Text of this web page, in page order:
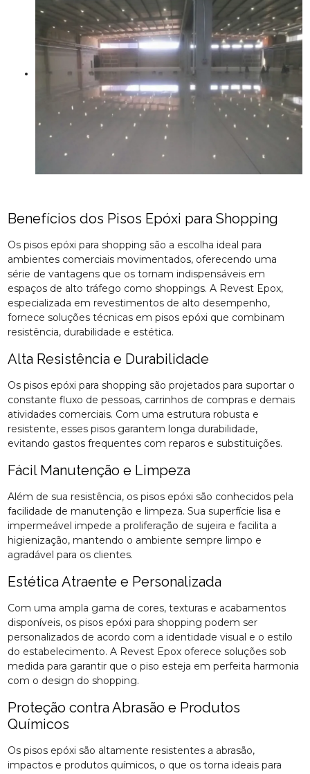
Benefícios dos Pisos Epóxi para Shopping
Os pisos epóxi para shopping são a escolha ideal para
ambientes comerciais movimentados, oferecendo uma
série de vantagens que os tornam indispensáveis em
espaços de alto tráfego como shoppings. A Revest Epox,
especializada em revestimentos de alto desempenho,
fornece soluções técnicas em pisos epóxi que combinam
resistência, durabilidade e estética.
Alta Resistência e Durabilidade
Os pisos epóxi para shopping são projetados para suportar o
constante fluxo de pessoas, carrinhos de compras e demais
atividades comerciais. Com uma estrutura robusta e
resistente, esses pisos garantem longa durabilidade,
evitando gastos frequentes com reparos e substituições.
Fácil Manutenção e Limpeza
Além de sua resistência, os pisos epóxi são conhecidos pela
facilidade de manutenção e limpeza. Sua superfície lisa e
impermeável impede a proliferação de sujeira e facilita a
higienização, mantendo o ambiente sempre limpo e
agradável para os clientes.
Estética Atraente e Personalizada
Com uma ampla gama de cores, texturas e acabamentos
disponíveis, os pisos epóxi para shopping podem ser
personalizados de acordo com a identidade visual e o estilo
do estabelecimento. A Revest Epox oferece soluções sob
medida para garantir que o piso esteja em perfeita harmonia
com o design do shopping.
Proteção contra Abrasão e Produtos
Químicos
Os pisos epóxi são altamente resistentes a abrasão,
impactos e produtos químicos, o que os torna ideais para